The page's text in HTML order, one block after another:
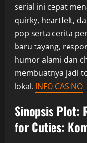
serial ini cepat
quirky, heartfelt,
pop serta cerita
baru tayang,
humor alami dan
membuatnya jadi
lokal. INFO CASINO
Sinopsis Plot:
for Cuties: